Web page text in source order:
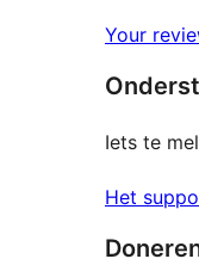
ster
Your
Iets te
Het